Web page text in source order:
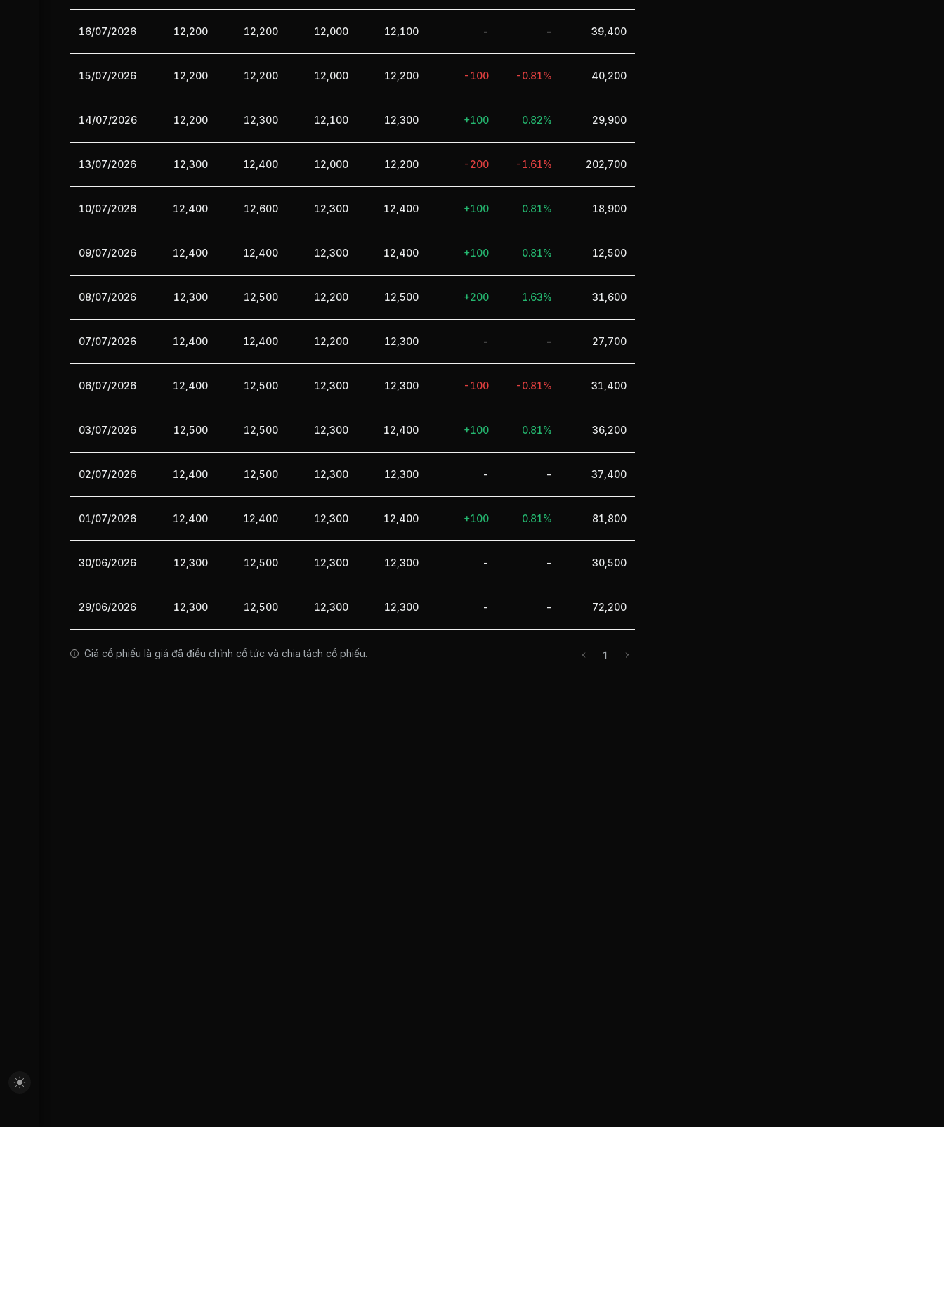
16/07/2026 12,200 12,200 12,000 12,100 - - 39,400
15/07/2026 12,200 12,200 12,000 12,200 -100 -0.81% 40,200
14/07/2026 12,200 12,300 12,100 12,300 +100 0.82% 29,900
13/07/2026 12,300 12,400 12,000 12,200 -200 -1.61% 202,700
10/07/2026 12,400 12,600 12,300 12,400 +100 0.81% 18,900
09/07/2026 12,400 12,400 12,300 12,400 +100 0.81% 12,500
08/07/2026 12,300 12,500 12,200 12,500 +200 1.63% 31,600
07/07/2026 12,400 12,400 12,200 12,300 - - 27,700
06/07/2026 12,400 12,500 12,300 12,300 -100 -0.81% 31,400
03/07/2026 12,500 12,500 12,300 12,400 +100 0.81% 36,200
02/07/2026 12,400 12,500 12,300 12,300 - - 37,400
01/07/2026 12,400 12,400 12,300 12,400 +100 0.81% 81,800
30/06/2026 12,300 12,500 12,300 12,300 - - 30,500
29/06/2026 12,300 12,500 12,300 12,300 - - 72,200
Giá cổ phiếu là giá đã điều chỉnh cổ tức và chia tách cổ phiếu. 1